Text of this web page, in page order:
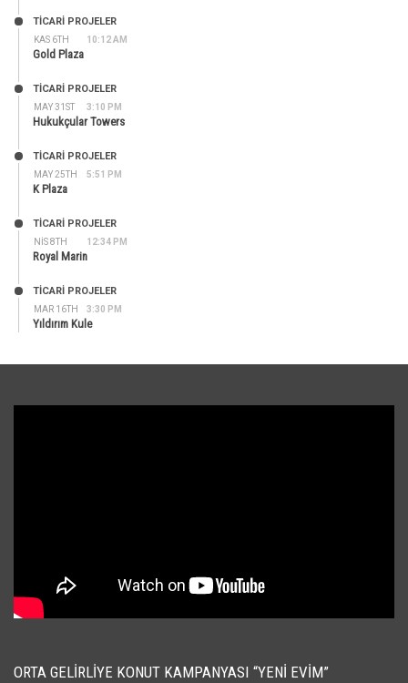
KAS 6TH 10:12 AM
TİCARİ PROJELER
Gold Plaza
MAY 31ST 3:10 PM
TİCARİ PROJELER
Hukukçular Towers
MAY 25TH 5:51 PM
TİCARİ PROJELER
K Plaza
NIS 8TH 12:34 PM
TİCARİ PROJELER
Royal Marin
MAR 16TH 3:30 PM
TİCARİ PROJELER
Yıldırım Kule
ORTA GELIRLIYE KONUT KAMPANYASI “YENI EVIM”